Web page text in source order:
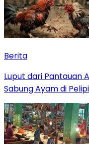
Berita
Luput dari Pantauan
Sabung Ayam di